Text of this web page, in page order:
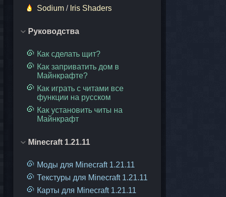
Sodium / Iris Shaders
Руководства
Как сделать щит?
Как заприватить дом в
Майнкрафте?
Как играть с читами все
функции на русском
Как установить читы на
Майнкрафт
Minecraft 1.21.11
Моды для Minecraft 1.21.11
Текстуры для Minecraft 1.21.11
Карты для Minecraft 1.21.11